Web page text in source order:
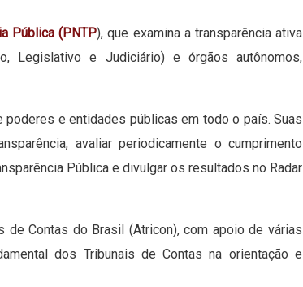
Pública (PNTP), que examina a transparência ativa
Legislativo e Judiciário) e órgãos autônomos,
e entidades públicas em todo o país. Suas
avaliar periodicamente o cumprimento
Pública e divulgar os resultados no Radar
Contas do Brasil (Atricon), com apoio de várias
dos Tribunais de Contas na orientação e